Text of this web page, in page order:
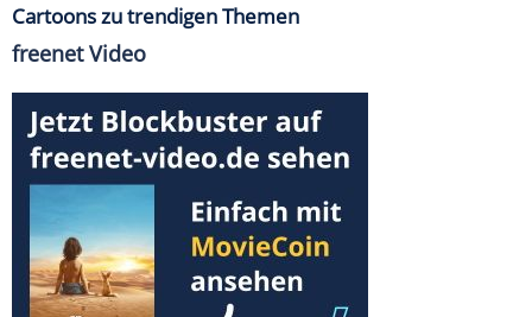
Cartoons zu trendigen Themen
freenet Video